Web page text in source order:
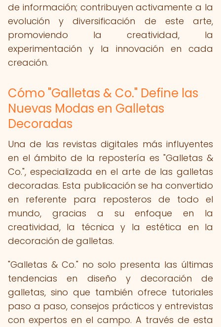
de información; contribuyen activamente a la
evolución y diversificación de este arte,
promoviendo la creatividad, la
experimentación y la innovación en cada
creación.
Cómo "Galletas & Co." Define las
Nuevas Modas en Galletas
Decoradas
Una de las revistas digitales más influyentes
en el ámbito de la repostería es "Galletas &
Co.", especializada en el arte de las galletas
decoradas. Esta publicación se ha convertido
en referente para reposteros de todo el
mundo, gracias a su enfoque en la
creatividad, la técnica y la estética en la
decoración de galletas.
"Galletas & Co." no solo presenta las últimas
tendencias en diseño y decoración de
galletas, sino que también ofrece tutoriales
paso a paso, consejos prácticos y entrevistas
con expertos en el campo. A través de esta